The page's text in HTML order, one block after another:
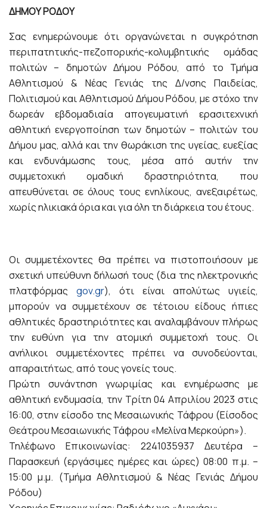
ΔΗΜΟΥ ΡΟΔΟΥ
Σας ενημερώνουμε ότι οργανώνεται η συγκρότηση
περιπατητικής-πεζοπορικής-κολυμβητικής ομάδας
πολιτών – δημοτών Δήμου Ρόδου, από το Τμήμα
Αθλητισμού & Νέας Γενιάς της Δ/νσης Παιδείας,
Πολιτισμού και Αθλητισμού Δήμου Ρόδου, με στόχο την
δωρεάν εβδομαδιαία απογευματινή ερασιτεχνική
αθλητική ενεργοποίηση των δημοτών – πολιτών του
Δήμου μας, αλλά και την θωράκιση της υγείας, ευεξίας
και ενδυνάμωσης τους, μέσα από αυτήν την
συμμετοχική ομαδική δραστηριότητα, που
απευθύνεται σε όλους τους ενηλίκους, ανεξαιρέτως,
χωρίς ηλικιακά όρια και για όλη τη διάρκεια του έτους.
Οι συμμετέχοντες θα πρέπει να πιστοποιήσουν με
σχετική υπεύθυνη δήλωσή τους (δια της ηλεκτρονικής
πλατφόρμας gov.gr), ότι είναι απολύτως υγιείς,
μπορούν να συμμετέχουν σε τέτοιου είδους ήπιες
αθλητικές δραστηριότητες και αναλαμβάνουν πλήρως
την ευθύνη για την ατομική συμμετοχή τους. Οι
ανήλικοι συμμετέχοντες πρέπει να συνοδεύονται,
απαραιτήτως, από τους γονείς τους.
Πρώτη συνάντηση γνωριμίας και ενημέρωσης με
αθλητική ενδυμασία, την Τρίτη 04 Απριλίου 2023 στις
16:00, στην είσοδο της Μεσαιωνικής Τάφρου (Είσοδος
Θεάτρου Μεσαιωνικής Τάφρου «Μελίνα Μερκούρη»).
Τηλέφωνο Επικοινωνίας: 2241035937 Δευτέρα –
Παρασκευή (εργάσιμες ημέρες και ώρες) 08:00 π.μ. –
15:00 μ.μ. (Τμήμα Αθλητισμού & Νέας Γενιάς Δήμου
Ρόδου)